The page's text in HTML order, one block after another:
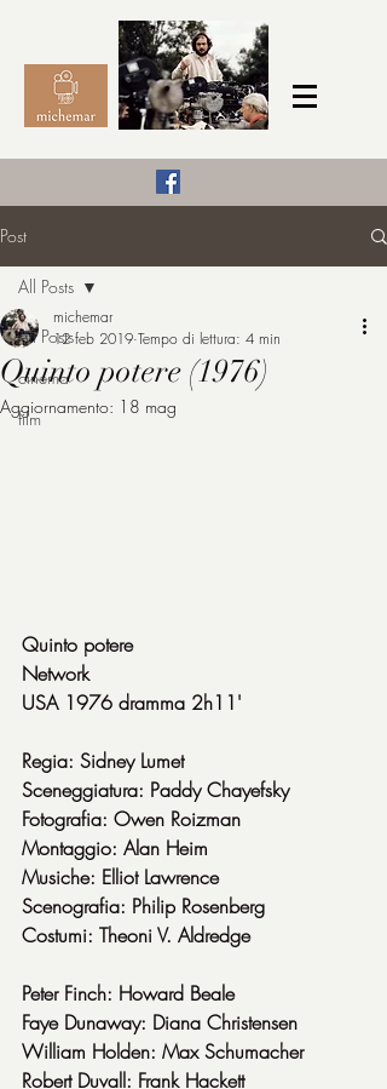
michemar
Post
All Posts
cinema
film
All Posts
Quinto potere (1976)
michemar
12 feb 2019 Tempo di lettura: 4 min
Aggiornamento: 18 mag
Quinto potere
Network
USA 1976 dramma 2h11'
Regia: Sidney Lumet
Sceneggiatura: Paddy Chayefsky
Fotografia: Owen Roizman
Montaggio: Alan Heim
Musiche: Elliot Lawrence
Scenografia: Philip Rosenberg
Costumi: Theoni V. Aldredge
Peter Finch: Howard Beale
Faye Dunaway: Diana Christensen
William Holden: Max Schumacher
Robert Duvall: Frank Hackett